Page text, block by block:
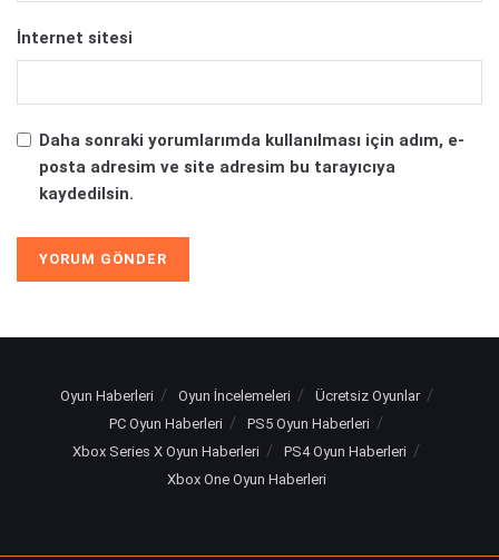
İnternet sitesi
Daha sonraki yorumlarımda kullanılması için adım, e-
posta adresim ve site adresim bu tarayıcıya
kaydedilsin.
Oyun Haberleri Oyun İncelemeleri
Ücretsiz Oyunlar
PC Oyun Haberleri
PS5 Oyun Haberleri
Xbox Series X Oyun Haberleri
PS4 Oyun Haberleri
Xbox One Oyun Haberleri